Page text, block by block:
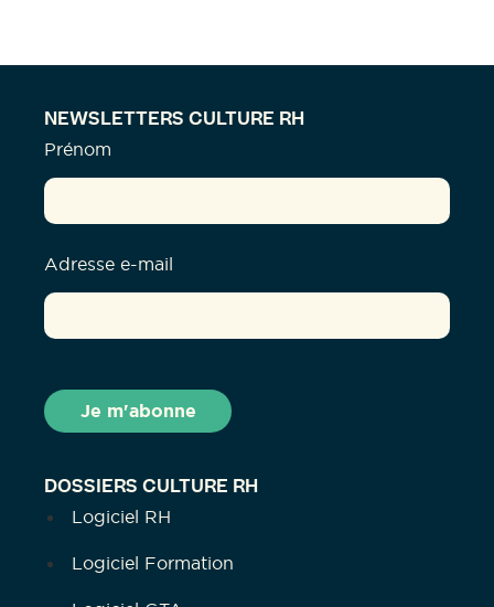
DOSSIERS CULTURE RH
Logiciel RH
Logiciel Formation
NEWSLETTERS CULTURE RH
Prénom
Adresse e-mail